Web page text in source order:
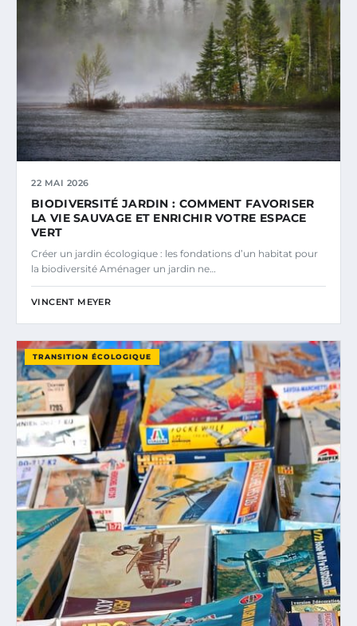
22 MAI 2026
BIODIVERSITÉ JARDIN : COMMENT FAVORISER
LA VIE SAUVAGE ET ENRICHIR VOTRE ESPACE
VERT
Créer un jardin écologique : les fondations d’un habitat pour
la biodiversité Aménager un jardin ne…
VINCENT MEYER
TRANSITION ÉCOLOGIQUE